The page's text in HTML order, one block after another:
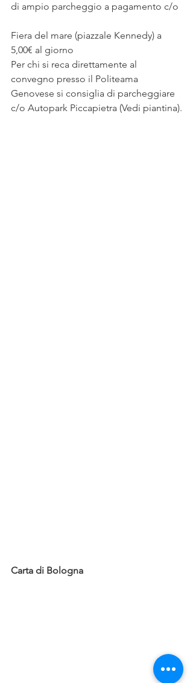
di ampio parcheggio a pagamento c/o
Fiera del mare (piazzale Kennedy) a
5,00€ al giorno
Per chi si reca direttamente al
convegno presso il Politeama
Genovese si consiglia di parcheggiare
c/o Autopark Piccapietra (Vedi piantina).
Carta di Bologna